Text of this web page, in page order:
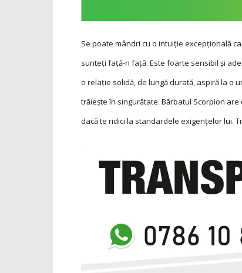
Se poate mândri cu o intuiție excepțională
sunteți față-n față. Este foarte sensibil și
o relație solidă, de lungă durată, aspiră la o
trăiește în singurătate. Bărbatul Scorpion
dacă te ridici la standardele exigențelor lui.